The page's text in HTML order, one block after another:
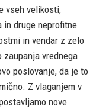
vseh velikosti,
in druge neprofitne
in vendar z zelo
vrednega
poslovanje, da je to
Z vlaganjem v
nove